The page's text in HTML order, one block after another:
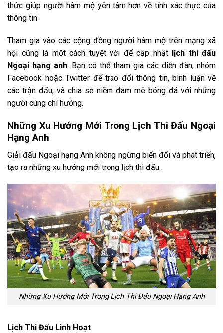
thức giúp người hâm mộ yên tâm hơn về tính xác thực của
thông tin.
Tham gia vào các cộng đồng người hâm mộ trên mạng xã
hội cũng là một cách tuyệt vời để cập nhật
lịch thi đấu
Ngoại hạng anh. Bạn có thể tham gia các diễn đàn, nhóm
Facebook hoặc Twitter để trao đổi thông tin, bình luận về
các trận đấu, và chia sẻ niềm đam mê bóng đá với những
người cùng chí hướng.
Những Xu Hướng Mới Trong Lịch Thi Đấu Ngoại
Hạng Anh
Giải đấu Ngoại hạng Anh không ngừng biến đổi và phát triển,
tạo ra những xu hướng mới trong lịch thi đấu.
Những Xu Hướng Mới Trong Lịch Thi Đấu Ngoại Hạng Anh
Lịch Thi Đấu Linh Hoạt